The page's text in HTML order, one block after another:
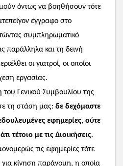
όντως να βοηθήσουν τότε
έγγραφο στο
συμπληρωματικό
παράλληλα και τη δεινή
οι γιατροί, οι οποίοι
εργασίας.
Γενικού Συμβουλίου της
τη στάση μας: δε δεχόμαστε
εφημερίες, ούτε
τέτοιο με τις Διοικήσεις.
τις εφημερίες τότε
για κίνηση παράνομη, η οποία